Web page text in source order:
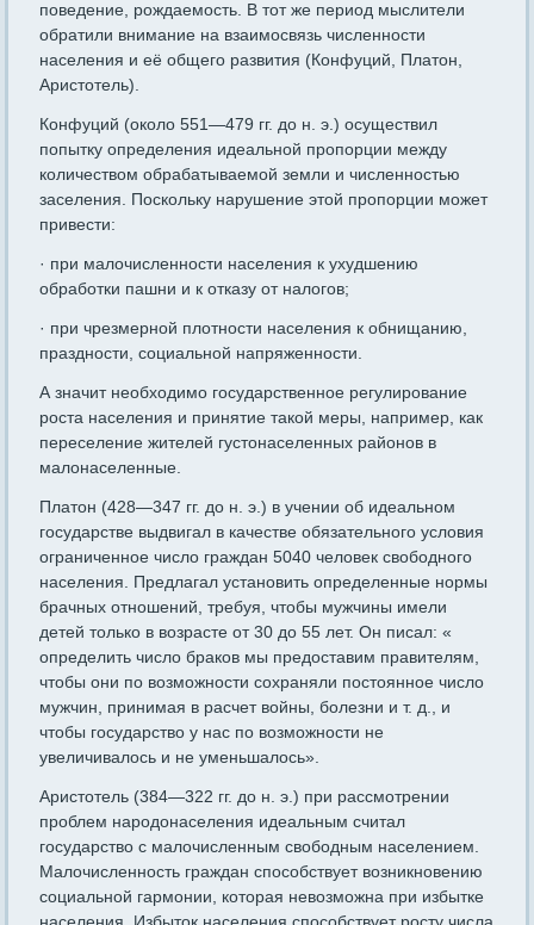
поведение, рождаемость. В тот же период мыслители
обратили внимание на взаимосвязь численности
населения и её общего развития (Конфуций, Платон,
Аристотель).
Конфуций (около 551—479 гг. до н. э.) осуществил
попытку определения идеальной пропорции между
количеством обрабатываемой земли и численностью
заселения. Поскольку нарушение этой пропорции может
привести:
· при малочисленности населения к ухудшению
обработки пашни и к отказу от налогов;
· при чрезмерной плотности населения к обнищанию,
праздности, социальной напряженности.
А значит необходимо государственное регулирование
роста населения и принятие такой меры, например, как
переселение жителей густонаселенных районов в
малонаселенные.
Платон (428—347 гг. до н. э.) в учении об идеальном
государстве выдвигал в качестве обязательного условия
ограниченное число граждан 5040 человек свободного
населения. Предлагал установить определенные нормы
брачных отношений, требуя, чтобы мужчины имели
детей только в возрасте от 30 до 55 лет. Он писал: «
определить число браков мы предоставим правителям,
чтобы они по возможности сохраняли постоянное число
мужчин, принимая в расчет войны, болезни и т. д., и
чтобы государство у нас по возможности не
увеличивалось и не уменьшалось».
Аристотель (384—322 гг. до н. э.) при рассмотрении
проблем народонаселения идеальным считал
государство с малочисленным свободным населением.
Малочисленность граждан способствует возникновению
социальной гармонии, которая невозможна при избытке